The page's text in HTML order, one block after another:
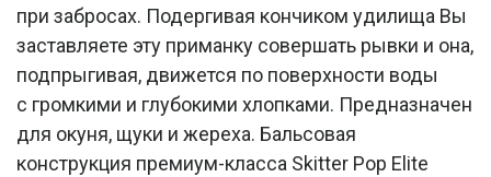
при забросах. Подергивая кончиком удилища Вы
заставляете эту приманку совершать рывки и она,
подпрыгивая, движется по поверхности воды
с громкими и глубокими хлопками. Предназначен
для окуня, щуки и жереха. Бальсовая
конструкция премиум-класса Skitter Pop Elite